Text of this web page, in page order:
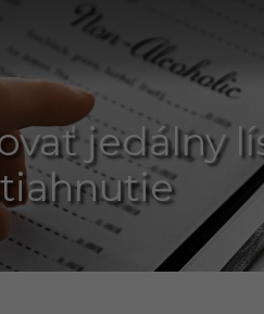
jedálny